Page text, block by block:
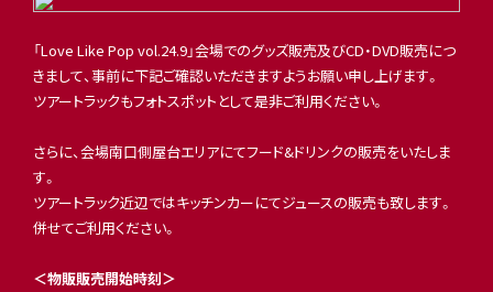
「Love Like Pop vol.24.9」会場でのグッズ販売及びCD・DVD販売につ
きまして、事前に下記ご確認いただきますようお願い申し上げます。
ツアートラックもフォトスポットとして是非ご利用ください。
さらに、会場南口側屋台エリアにてフード&ドリンクの販売をいたしま
す。
ツアートラック近辺ではキッチンカーにてジュースの販売も致します。
併せてご利用ください。
＜物販販売開始時刻＞